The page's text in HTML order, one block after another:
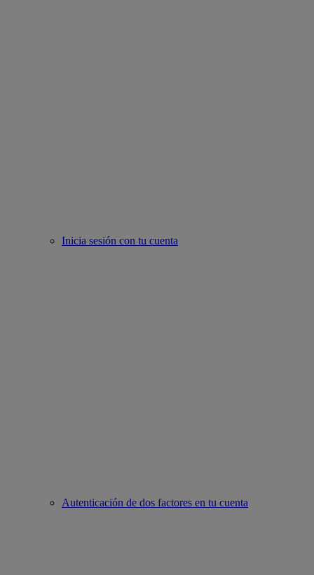
Inicia sesión con tu cuenta
Autenticación de dos factores en tu cuenta